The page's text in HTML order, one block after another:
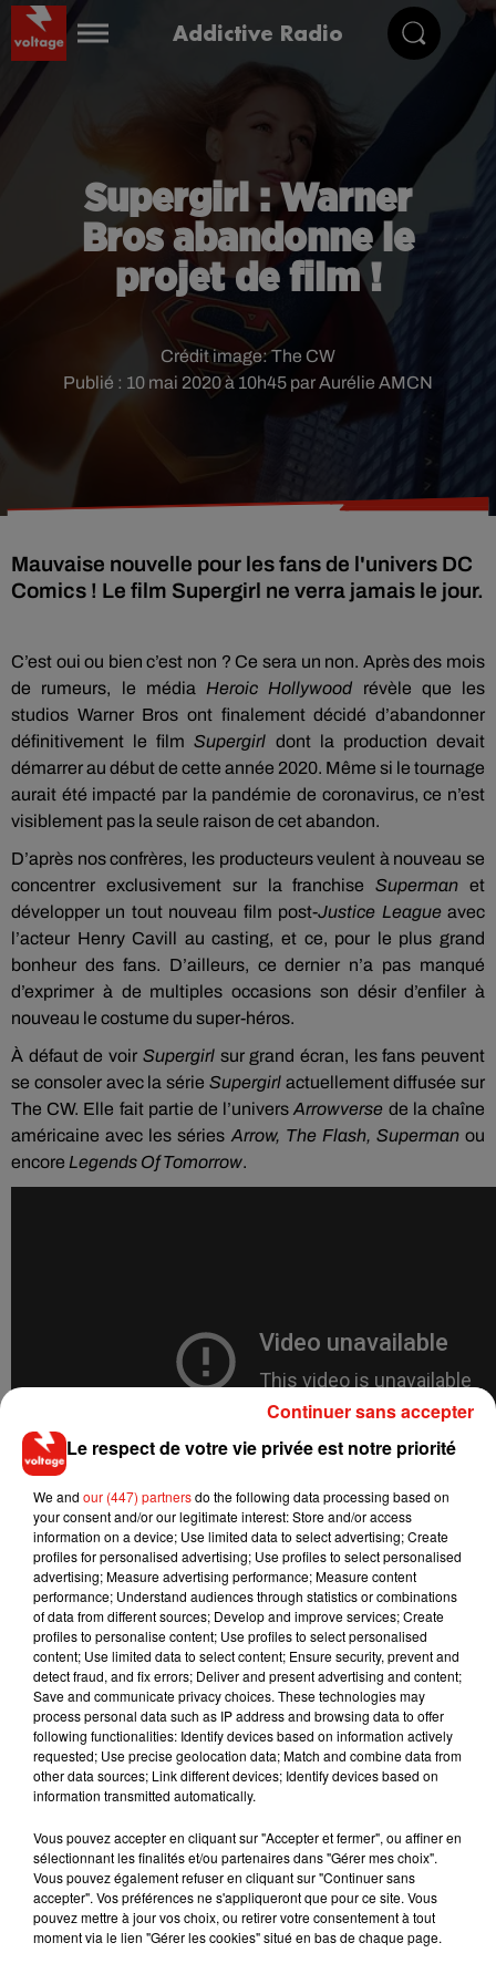
Addictive Radio
Supergirl : Warner
Bros abandonne le
projet de film !
Publié : 10 mai 2020 à 10h45 par Aurélie AMCN
Crédit image:The CW
Mauvaise nouvelle pour les fans de l'univers DC
Comics ! Le film Supergirl ne verra jamais le jour.
C’est oui ou bien c’est non ? Ce sera un non. Après des mois
de rumeurs, le média Heroic Hollywood révèle que les
studios Warner Bros ont finalement décidé d’abandonner
définitivement le filmSupergirl dont la production devait
démarrer au début de cette année 2020. Même si le tournage
aurait été impacté par la pandémie de coronavirus, ce n’est
visiblement pas la seule raison de cet abandon.
D’après nos confrères, les producteurs veulent à nouveau se
concentrer exclusivement sur la franchiseSuperman et
développer un tout nouveau film post-Justice Leagueavec
l’acteur Henry Cavill au casting, et ce, pour le plus grand
bonheur des fans. D’ailleurs, ce dernier n’a pas manqué
d’exprimer à de multiples occasions son désir d’enfiler à
nouveau le costume du super-héros.
À défaut de voir Supergirlsur grand écran, les fans peuvent
se consoler avec la série Supergirlactuellement diffusée sur
The CW. Elle fait partie de l’universArrowverse de la chaîne
américaine avec les séries Arrow, The Flash, Supermanou
encore Legends Of Tomorrow.
Musique
7 août 2026
RÜFÜS DU SOL annonce un nouvel
album après sa tournée mondiale
7 août 2026
Angèle et Amélie Lens dévoilent leur
collaboration tant attendue
Le respect de votre vie privée est notre priorité
We and our (447) partnersdo the following data processing based on
your consent and/or our legitimate interest: Store and/or access
information on a device; Use limited data to select advertising; Create
profiles for personalised advertising; Use profiles to select personalised
advertising; Measure advertising performance; Measure content
performance; Understand audiences through statistics or combinations
of data from different sources; Develop and improve services; Create
profiles to personalise content; Use profiles to select personalised
content; Use limited data to select content; Ensure security, prevent and
detect fraud, and fix errors; Deliver and present advertising and content;
Save and communicate privacy choices. These technologies may
process personal data such as IP address and browsing data to offer
following functionalities: Identify devices based on information actively
requested; Use precise geolocation data; Match and combine data from
other data sources; Link different devices; Identify devices based on
information transmitted automatically.
Vous pouvez accepter en cliquant sur "Accepter et fermer", ou affiner en
sélectionnant les finalités et/ou partenaires dans "Gérer mes choix".
Vous pouvez également refuser en cliquant sur "Continuer sans
accepter". Vos préférences ne s'appliqueront que pour ce site. Vous
pouvez mettre à jour vos choix, ou retirer votre consentement à tout
moment via le lien "Gérer les cookies" situé en bas de chaque page.
Continuer sans accepter